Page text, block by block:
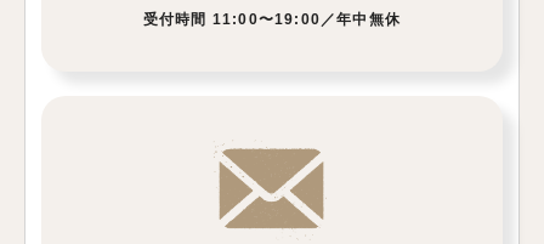
受付時間 11:00〜19:00／年中無休